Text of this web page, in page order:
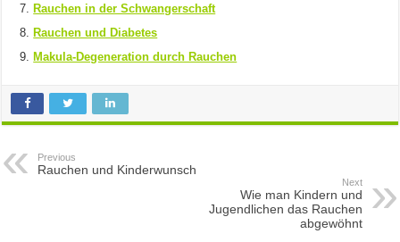
Rauchen in der Schwangerschaft
Rauchen und Diabetes
Makula-Degeneration durch Rauchen
Previous
Rauchen und Kinderwunsch
Next
Wie man Kindern und
Jugendlichen das Rauchen
abgewöhnt